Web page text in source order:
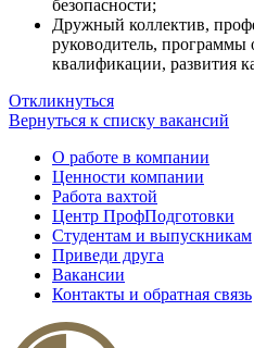
безопасности;
Дружный коллектив,
руководитель,
квалификации, развития
Откликнуться
Вернуться к списку вакансий
О работе в компании
Ценности компании
Работа вахтой
Центр ПрофПодготовки
Студентам и выпускникам
Приведи друга
Вакансии
Контакты и обратная связь